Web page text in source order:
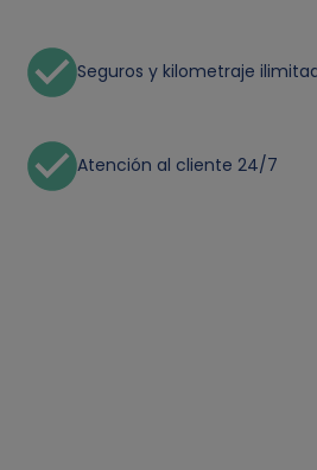
Seguros y kilometraje
Atención al cliente 24/7